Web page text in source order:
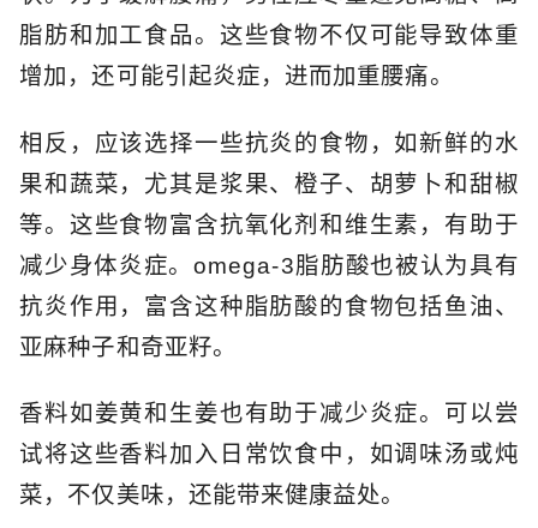
脂肪和加工食品。这些食物不仅可能导致体重
增加，还可能引起炎症，进而加重腰痛。
相反，应该选择一些抗炎的食物，如新鲜的水
果和蔬菜，尤其是浆果、橙子、胡萝卜和甜椒
等。这些食物富含抗氧化剂和维生素，有助于
减少身体炎症。omega-3脂肪酸也被认为具有
抗炎作用，富含这种脂肪酸的食物包括鱼油、
亚麻种子和奇亚籽。
香料如姜黄和生姜也有助于减少炎症。可以尝
试将这些香料加入日常饮食中，如调味汤或炖
菜，不仅美味，还能带来健康益处。